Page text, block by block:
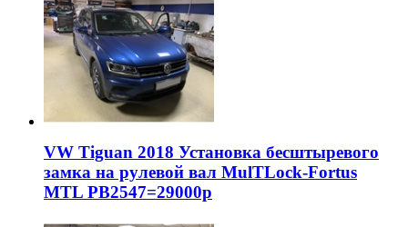
VW Tiguan 2018 Установка бесштыревого
замка на рулевой вал MulTLock-Fortus
MTL РВ2547=29000р